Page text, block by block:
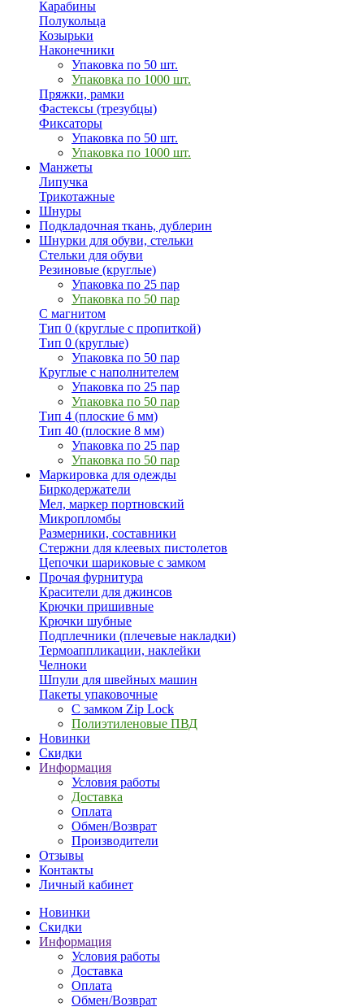
Карабины
Полукольца
Козырьки
Наконечники
Упаковка по 50 шт.
Упаковка по 1000 шт.
Пряжки, рамки
Фастексы (трезубцы)
Фиксаторы
Упаковка по 50 шт.
Упаковка по 1000 шт.
Манжеты
Липучка
Трикотажные
Шнуры
Подкладочная ткань, дублерин
Шнурки для обуви, стельки
Стельки для обуви
Резиновые (круглые)
Упаковка по 25 пар
Упаковка по 50 пар
С магнитом
Тип 0 (круглые с пропиткой)
Тип 0 (круглые)
Упаковка по 50 пар
Круглые с наполнителем
Упаковка по 25 пар
Упаковка по 50 пар
Тип 4 (плоские 6 мм)
Тип 40 (плоские 8 мм)
Упаковка по 25 пар
Упаковка по 50 пар
Маркировка для одежды
Биркодержатели
Мел, маркер портновский
Микропломбы
Размерники, составники
Стержни для клеевых пистолетов
Цепочки шариковые с замком
Прочая фурнитура
Красители для джинсов
Крючки пришивные
Крючки шубные
Подплечники (плечевые накладки)
Термоаппликации, наклейки
Челноки
Шпули для швейных машин
Пакеты упаковочные
С замком Zip Lock
Полиэтиленовые ПВД
Новинки
Скидки
Информация
Условия работы
Доставка
Оплата
Обмен/Возврат
Производители
Отзывы
Контакты
Личный кабинет
Новинки
Скидки
Информация
Условия работы
Доставка
Оплата
Обмен/Возврат